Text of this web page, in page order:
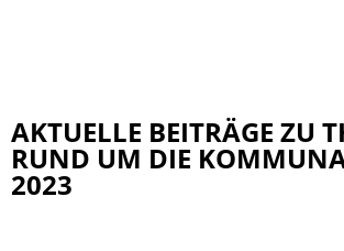
AKTUELLE BEITRÄGE ZU
RUND UM DIE
2023